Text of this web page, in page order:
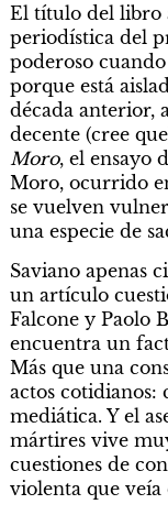
El título del libro
periodística del
poderoso
porque está
década anterior,
decente (cree
Moro, el ensayo
Moro, ocurrido
se vuelven
una especie de
Saviano apenas
un artículo
Falcone y Paolo
encuentra un
Más que una
actos cotidianos:
mediática. Y el
mártires vive
cuestiones de
violenta que veía